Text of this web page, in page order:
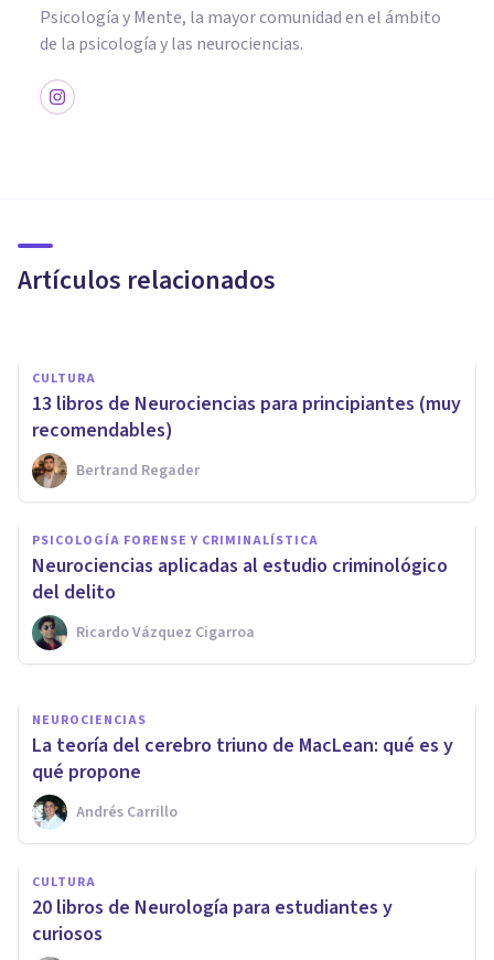
Psicología y Mente, la mayor comunidad en el ámbito
de la psicología y las neurociencias.
Artículos relacionados
y realidades
CULTURA
13 libros de Neurociencias para principiantes (muy
recomendables)
Bertrand Regader
PSICOLOGÍA FORENSE Y CRIMINALÍSTICA
​Neurociencias aplicadas al estudio criminológico
del delito
Ricardo Vázquez Cigarroa
CULTURA
​12 documentales sobre
neurociencias y
neuropsicología
Adrián Triglia
NEUROCIENCIAS
La teoría del cerebro triuno de MacLean: qué es y
qué propone
Andrés Carrillo
CULTURA
​20 libros de Neurología para estudiantes y
curiosos